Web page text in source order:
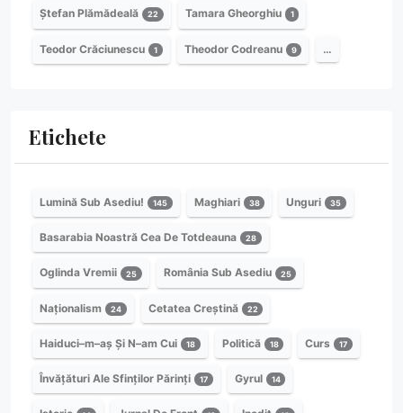
Ștefan Plămădeală 22 Tamara Gheorghiu 1
Teodor Crăciunescu 1 Theodor Codreanu 9 …
Etichete
Lumină Sub Asediu! 145 Maghiari 38 Unguri 35
Basarabia Noastră Cea De Totdeauna 28
Oglinda Vremii 25 România Sub Asediu 25
Naționalism 24 Cetatea Creștină 22
Haiduci–m–aș Și N–am Cui 18 Politică 18 Curs 17
Învățături Ale Sfinților Părinți 17 Gyrul 14